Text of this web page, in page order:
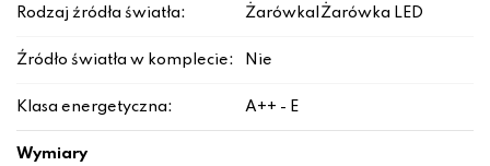
Rodzaj źródła światła: Żarówka|Żarówka LED
Źródło światła w komplecie: Nie
Klasa energetyczna: A++ - E
Wymiary